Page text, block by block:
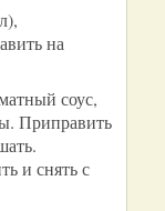
на
соус,
Приправить
и снять с